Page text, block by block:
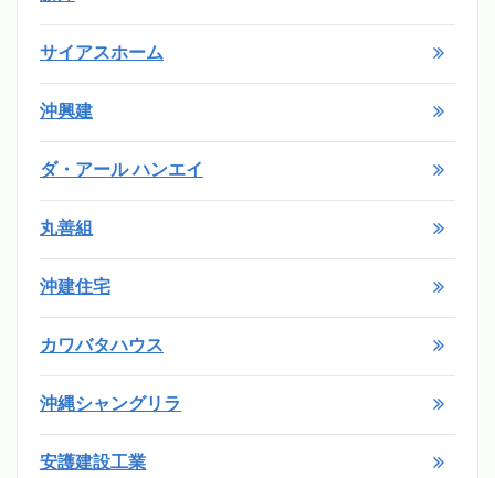
サイアスホーム
沖興建
ダ・アール ハンエイ
丸善組
沖建住宅
カワバタハウス
沖縄シャングリラ
安護建設工業